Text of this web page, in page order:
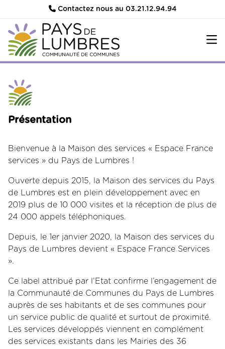
Contactez nous au 03.21.12.94.94
Présentation
Bienvenue à la Maison des services « Espace France
services » du Pays de Lumbres !
Ouverte depuis 2015, la Maison des services du Pays
de Lumbres est en plein développement avec en
2019 plus de 10 000 visites et la réception de plus de
24 000 appels téléphoniques.
Depuis, le 1er janvier 2020, la Maison des services du
Pays de Lumbres devient « Espace France Services
».
Ce label attribué par l’Etat confirme l’engagement de
la Communauté de Communes du Pays de Lumbres
auprès de ses habitants et de ses communes pour
un service public de qualité et surtout de proximité.
Les services développés viennent en complément
des services existants dans les Mairies des 36